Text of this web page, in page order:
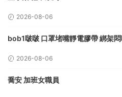
2026-08-06
bob1啵啵 口罩堵嘴靜電膠帶 綁架
2026-08-06
喬安 加班女職員